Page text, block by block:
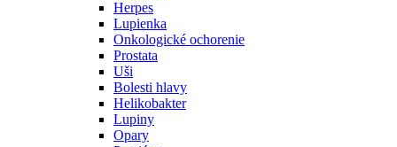
Herpes
Lupienka
Onkologické ochorenie
Prostata
Uši
Bolesti hlavy
Helikobakter
Lupiny
Opary